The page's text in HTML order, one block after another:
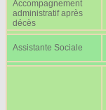
Accompagnement
administratif après
décès
Assistante Sociale